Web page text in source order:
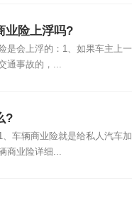
业险上浮吗?
是会上浮的：1、如果车主上一
通事故的，...
?
车辆商业险就是给私人汽车加
商业险详细...